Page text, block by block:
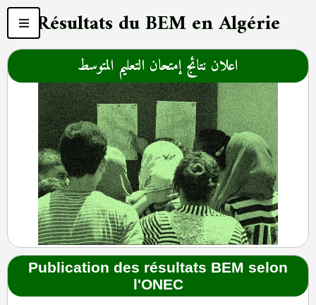
Résultats du BEM en Algérie
اعلان نتائج إمتحان التعليم المتوسط
Publication des résultats BEM selon
l'ONEC